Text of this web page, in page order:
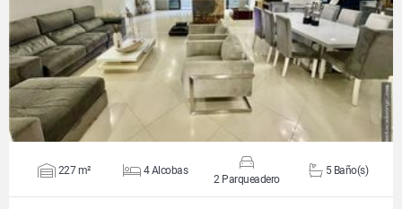
VER DETALLES
227 m² 4 Alcobas
2 Parqueadero
5 Baño(s)